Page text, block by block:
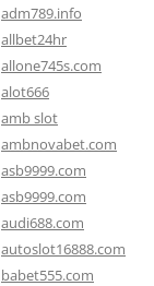
adm789.info
allbet24hr
allone745s.com
alot666
amb slot
ambnovabet.com
asb9999.com
asb9999.com
audi688.com
autoslot16888.com
babet555.com